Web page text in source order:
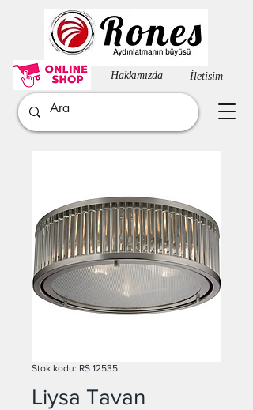
İletisim
Hakkımızda​
Stok kodu: RS 12535
Liysa Tavan